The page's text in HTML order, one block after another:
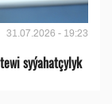
31.07.2026 - 19:23
syýahatçylyk